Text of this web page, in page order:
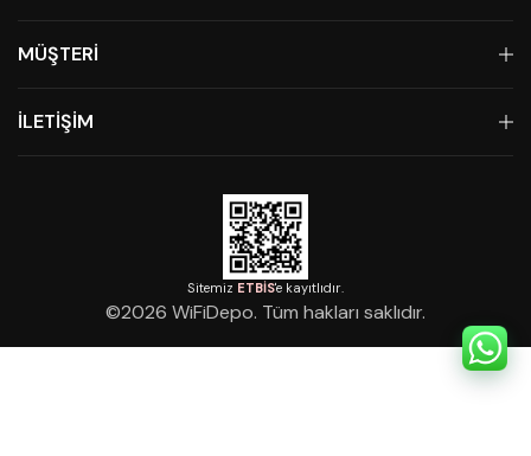
MÜŞTERİ
İLETİŞİM
Sitemiz ETBİS'e kayıtlıdır.
©2026 WiFiDepo. Tüm hakları saklıdır.